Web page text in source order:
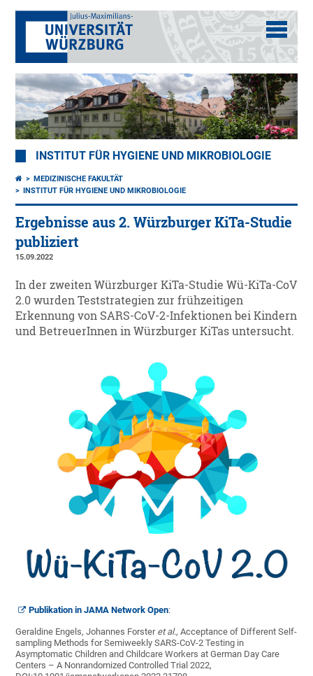
INSTITUT FÜR HYGIENE UND MIKROBIOLOGIE
MEDIZINISCHE FAKULTÄT
INSTITUT FÜR HYGIENE UND MIKROBIOLOGIE
Ergebnisse aus 2. Würzburger KiTa-Studie
publiziert
15.09.2022
In der zweiten Würzburger KiTa-Studie Wü-KiTa-CoV
2.0 wurden Teststrategien zur frühzeitigen
Erkennung von SARS-CoV-2-Infektionen bei Kindern
und BetreuerInnen in Würzburger KiTas untersucht.
Publikation in JAMA Network Open:
Geraldine Engels, Johannes Forster et al., Acceptance of Different Self-
sampling Methods for Semiweekly SARS-CoV-2 Testing in
Asymptomatic Children and Childcare Workers at German Day Care
Centers – A Nonrandomized Controlled Trial 2022,